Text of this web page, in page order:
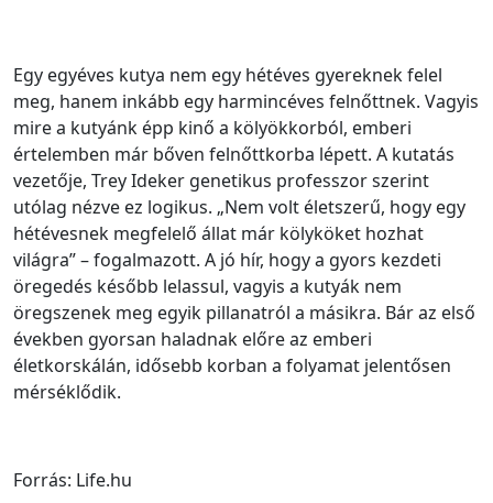
Egy egyéves kutya nem egy hétéves gyereknek felel
meg, hanem inkább egy harmincéves felnőttnek. Vagyis
mire a kutyánk épp kinő a kölyökkorból, emberi
értelemben már bőven felnőttkorba lépett. A kutatás
vezetője, Trey Ideker genetikus professzor szerint
utólag nézve ez logikus. „Nem volt életszerű, hogy egy
hétévesnek megfelelő állat már kölyköket hozhat
világra” – fogalmazott. A jó hír, hogy a gyors kezdeti
öregedés később lelassul, vagyis a kutyák nem
öregszenek meg egyik pillanatról a másikra. Bár az első
években gyorsan haladnak előre az emberi
életkorskálán, idősebb korban a folyamat jelentősen
mérséklődik.
Forrás: Life.hu